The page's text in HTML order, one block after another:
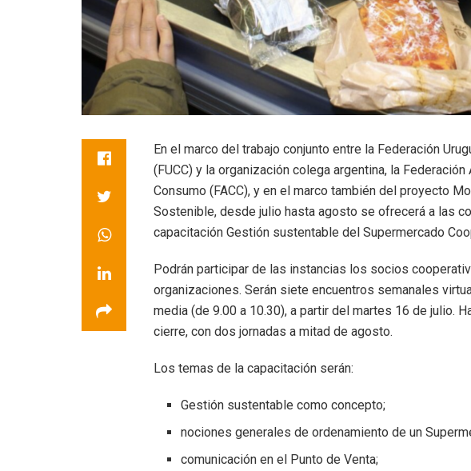
En el marco del trabajo conjunto entre la Federación
(FUCC) y la organización colega argentina, la
Consumo (FACC), y en el marco también del proyecto
Sostenible, desde julio hasta agosto se ofrecerá a las
capacitación Gestión sustentable del Supermercado
Podrán participar de las instancias los socios
organizaciones. Serán siete encuentros semanales
media (de 9.00 a 10.30), a partir del martes 16 de julio.
cierre, con dos jornadas a mitad de agosto.
Los temas de la capacitación serán:
Gestión sustentable como concepto;
nociones generales de ordenamiento de un
comunicación en el Punto de Venta;